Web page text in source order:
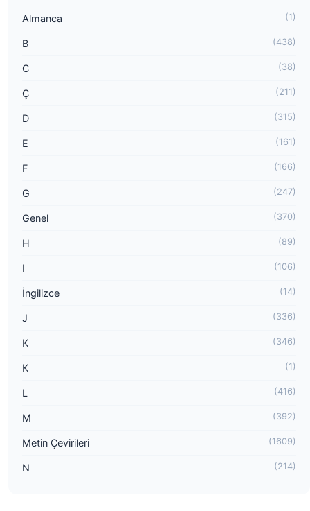
Almanca (1)
B (438)
C (38)
Ç (211)
D (315)
E (161)
F (166)
G (247)
Genel (370)
H (89)
I (106)
İngilizce (14)
J (336)
K (346)
K (1)
L (416)
M (392)
Metin Çevirileri (1609)
N (214)